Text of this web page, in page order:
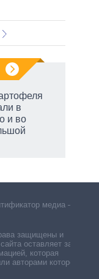
в
и во
медиа –
защищены и
оставляет за
которая
авторами которой